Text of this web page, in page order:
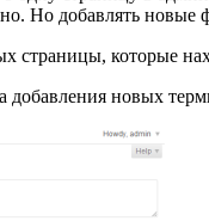
Но добавлять
страницы, которые
добавления новых